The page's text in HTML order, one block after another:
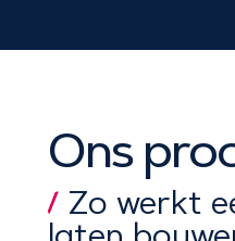
Ons
Zo werkt